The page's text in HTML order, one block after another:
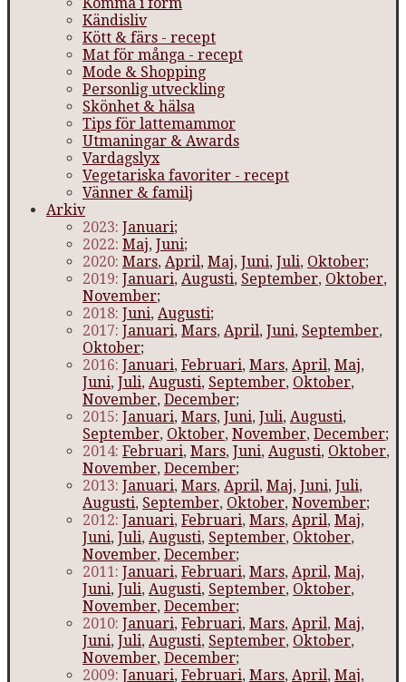
Komma i form
Kändisliv
Kött & färs - recept
Mat för många - recept
Mode & Shopping
Personlig utveckling
Skönhet & hälsa
Tips för lattemammor
Utmaningar & Awards
Vardagslyx
Vegetariska favoriter - recept
Vänner & familj
Arkiv
2023: Januari;
2022: Maj, Juni;
2020: Mars, April, Maj, Juni, Juli, Oktober;
2019: Januari, Augusti, September, Oktober,
November;
2018: Juni, Augusti;
2017: Januari, Mars, April, Juni, September,
Oktober;
2016: Januari, Februari, Mars, April, Maj,
Juni, Juli, Augusti, September, Oktober,
November, December;
2015: Januari, Mars, Juni, Juli, Augusti,
September, Oktober, November, December;
2014: Februari, Mars, Juni, Augusti, Oktober,
November, December;
2013: Januari, Mars, April, Maj, Juni, Juli,
Augusti, September, Oktober, November;
2012: Januari, Februari, Mars, April, Maj,
Juni, Juli, Augusti, September, Oktober,
November, December;
2011: Januari, Februari, Mars, April, Maj,
Juni, Juli, Augusti, September, Oktober,
November, December;
2010: Januari, Februari, Mars, April, Maj,
Juni, Juli, Augusti, September, Oktober,
November, December;
2009: Januari, Februari, Mars, April, Maj,